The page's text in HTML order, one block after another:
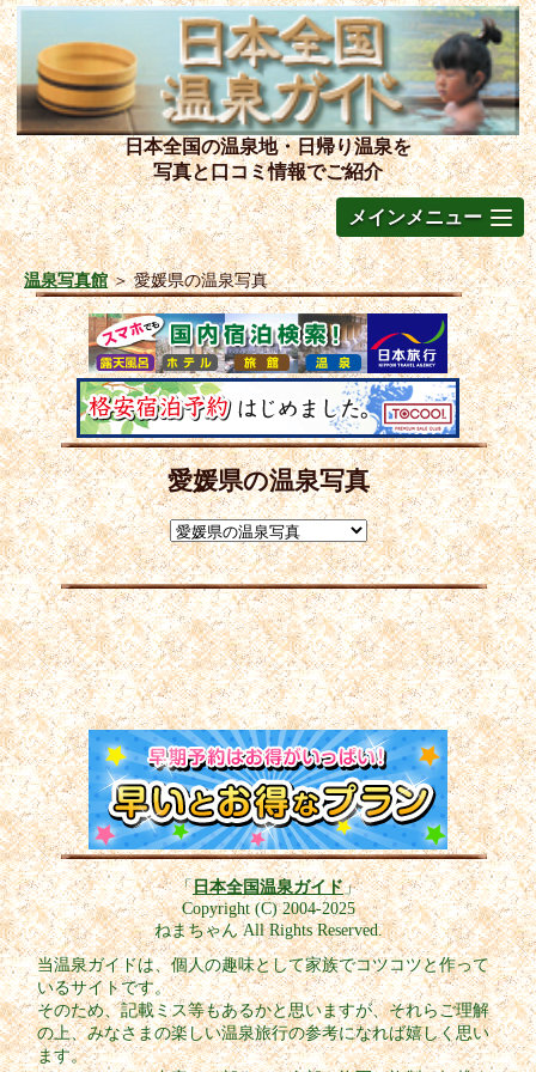
日本全国の温泉地・日帰り温泉を
写真と口コミ情報でご紹介
メインメニュー
温泉写真館＞愛媛県の温泉写真
愛媛県の温泉写真
「日本全国温泉ガイド」
Copyright (C) 2004-2025
ねまちゃん All Rights Reserved.
当温泉ガイドは、個人の趣味として家族でコツコツと作って
いるサイトです。
そのため、記載ミス等もあるかと思いますが、それらご理解
の上、みなさまの楽しい温泉旅行の参考になれば嬉しく思い
ます。